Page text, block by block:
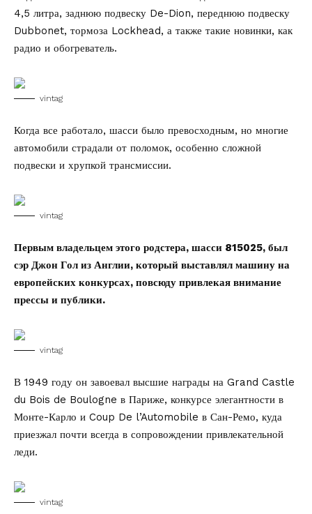
4,5 литра, заднюю подвеску De-Dion, переднюю подвеску
Dubbonet, тормоза Lockhead, а также такие новинки, как
радио и обогреватель.
vintag
Когда все работало, шасси было превосходным, но многие
автомобили страдали от поломок, особенно сложной
подвески и хрупкой трансмиссии.
vintag
Первым владельцем этого родстера, шасси 815025, был
сэр Джон Гол из Англии, который выставлял машину на
европейских конкурсах, повсюду привлекая внимание
прессы и публики.
vintag
В 1949 году он завоевал высшие награды на Grand Castle
du Bois de Boulogne в Париже, конкурсе элегантности в
Монте-Карло и Coup De l’Automobile в Сан-Ремо, куда
приезжал почти всегда в сопровождении привлекательной
леди.
vintag